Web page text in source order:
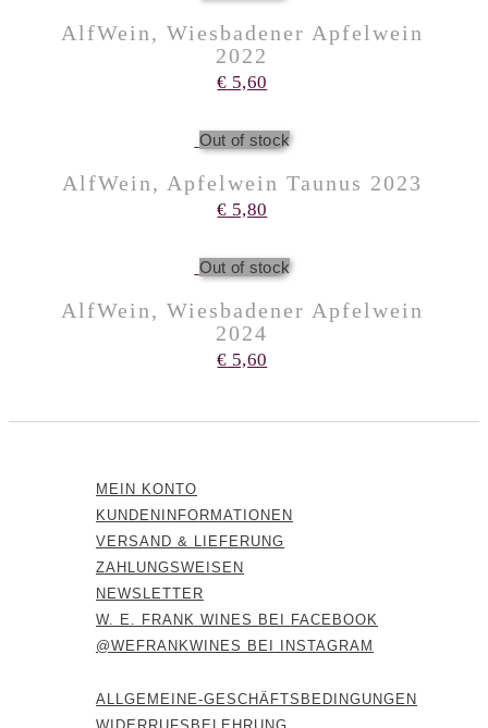
AlfWein, Wiesbadener Apfelwein
2022
€ 5,60
Out of stock
AlfWein, Apfelwein Taunus 2023
€ 5,80
Out of stock
AlfWein, Wiesbadener Apfelwein
2024
€ 5,60
MEIN KONTO
KUNDENINFORMATIONEN
VERSAND & LIEFERUNG
ZAHLUNGSWEISEN
NEWSLETTER
W. E. FRANK WINES BEI FACEBOOK
@WEFRANKWINES BEI INSTAGRAM
ALLGEMEINE-GESCHÄFTSBEDINGUNGEN